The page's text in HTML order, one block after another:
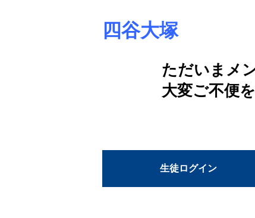
四谷大塚
ただいまメ
大変ご不便
生徒ログイン